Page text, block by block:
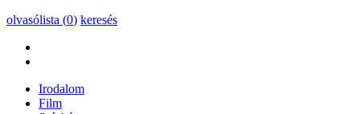
olvasólista (0) keresés
Irodalom
Film